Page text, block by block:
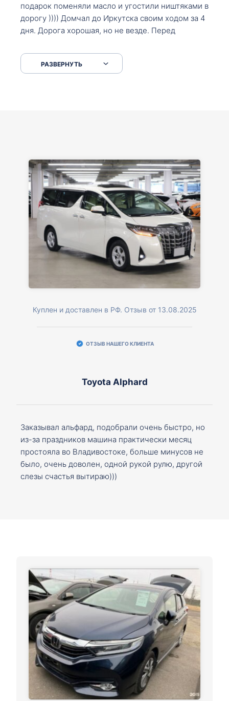
подарок поменяли масло и угостили ништяками в
дорогу )))) Домчал до Иркутска своим ходом за 4
дня. Дорога хорошая, но не везде. Перед
серпантинах по пути следования.
РАЗВЕРНУТЬ
Куплен и доставлен в РФ. Отзыв от 13.08.2025
ОТЗЫВ НАШЕГО КЛИЕНТА
Toyota Alphard
Заказывал альфард, подобрали очень быстро, но
из-за праздников машина практически месяц
простояла во Владивостоке, больше минусов не
было, очень доволен, одной рукой рулю, другой
слезы счастья вытираю)))